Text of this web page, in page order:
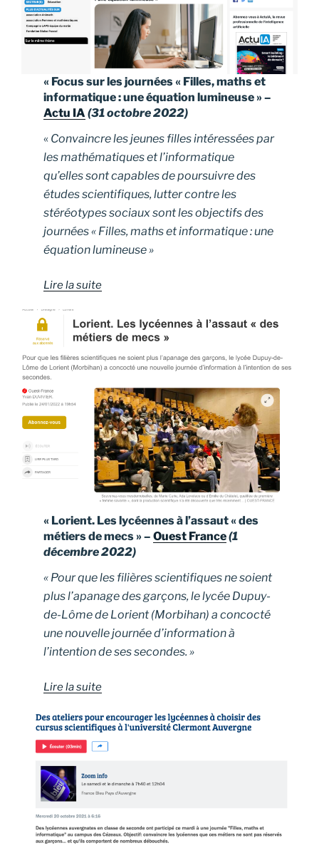
« Focus sur les journées « Filles, maths et
informatique : une équation lumineuse » –
Actu IA (31 octobre 2022)
« Convaincre les jeunes filles intéressées par
les mathématiques et l’informatique
qu’elles sont capables de poursuivre des
études scientifiques, lutter contre les
stéréotypes sociaux sont les objectifs des
journées « Filles, maths et informatique : une
équation lumineuse »
Lire la suite
« Lorient. Les lycéennes à l’assaut « des
métiers de mecs » –Ouest France(1
décembre 2022)
« Pour que les filières scientifiques ne soient
plus l’apanage des garçons, le lycée Dupuy-
de-Lôme de Lorient (Morbihan) a concocté
une nouvelle journée d’information à
l’intention de ses secondes. »
Lire la suite